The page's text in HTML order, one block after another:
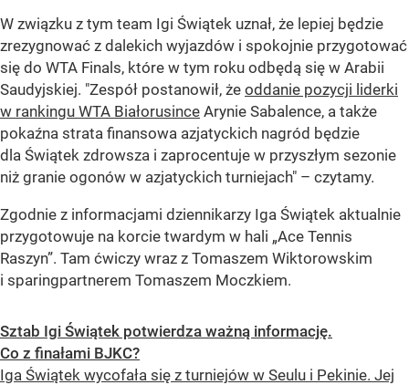
W związku z tym team Igi Świątek uznał, że lepiej będzie
zrezygnować z dalekich wyjazdów i spokojnie przygotować
się do WTA Finals, które w tym roku odbędą się w Arabii
Saudyjskiej. "Zespół postanowił, że oddanie pozycji liderki
w rankingu WTA Białorusince Arynie Sabalence, a także
pokaźna strata finansowa azjatyckich nagród będzie
dla Świątek zdrowsza i zaprocentuje w przyszłym sezonie
niż granie ogonów w azjatyckich turniejach" – czytamy.
Zgodnie z informacjami dziennikarzy Iga Świątek aktualnie
przygotowuje na korcie twardym w hali „Ace Tennis
Raszyn”. Tam ćwiczy wraz z Tomaszem Wiktorowskim
i sparingpartnerem Tomaszem Moczkiem.
Sztab Igi Świątek potwierdza ważną informację.
Co z finałami BJKC?
Iga Świątek wycofała się z turniejów w Seulu i Pekinie. Jej